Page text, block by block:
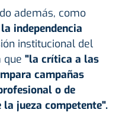
además, como
independencia
institucional del
que "la crítica a las
campañas
o de
jueza competente".